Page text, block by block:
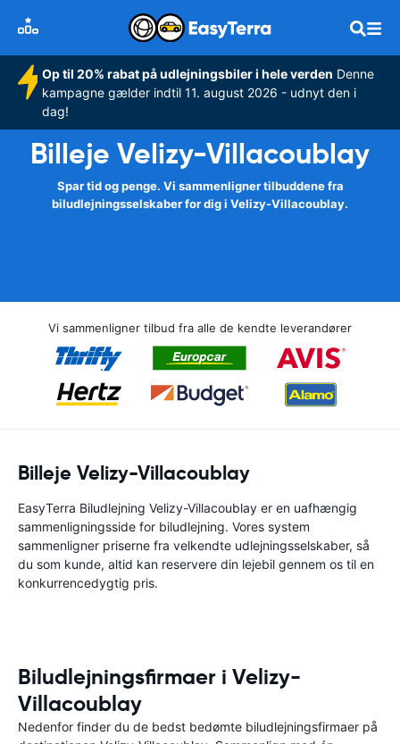
Op til 20% rabat på udlejningsbiler i hele verden Denne
kampagne gælder indtil 11. august 2026 - udnyt den i
dag!
Billeje Velizy-Villacoublay
Spar tid og penge. Vi sammenligner tilbuddene fra
biludlejningsselskaber for dig i Velizy-Villacoublay.
Vi sammenligner tilbud fra alle de kendte leverandører
Billeje Velizy-Villacoublay
EasyTerra Biludlejning Velizy-Villacoublay er en uafhængig
sammenligningsside for biludlejning. Vores system
sammenligner priserne fra velkendte udlejningsselskaber, så
du som kunde, altid kan reservere din lejebil gennem os til en
konkurrencedygtig pris.
Biludlejningsfirmaer i Velizy-
Villacoublay
Nedenfor finder du de bedst bedømte biludlejningsfirmaer på